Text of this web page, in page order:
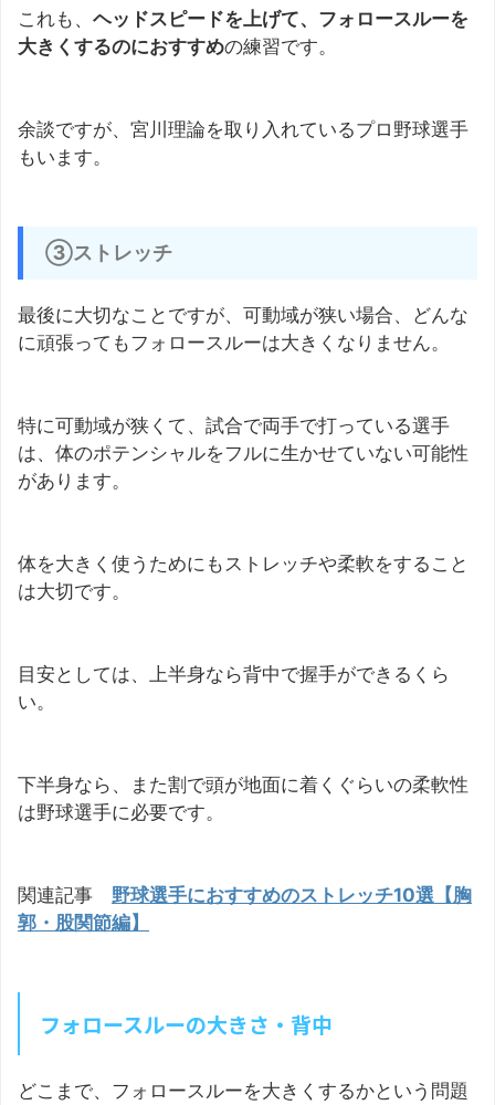
これも、 ヘッドスピードを上げて、フォロースルーを
大きくするのにおすすめの練習です。
余談ですが、宮川理論を取り入れているプロ野球選手
もいます。
③ストレッチ
最後に大切なことですが、可動域が狭い場合、どんな
に頑張ってもフォロースルーは大きくなりません。
特に可動域が狭くて、試合で両手で打っている選手
は、体のポテンシャルをフルに生かせていない可能性
があります。
体を大きく使うためにもストレッチや柔軟をすること
は大切です。
目安としては、上半身なら背中で握手ができるくら
い。
下半身なら、また割で頭が地面に着くぐらいの柔軟性
は野球選手に必要です。
関連記事 野球選手におすすめのストレッチ10選【胸
郭・股関節編】
フォロースルーの大きさ・背中
どこまで、フォロースルーを大きくするかという問題